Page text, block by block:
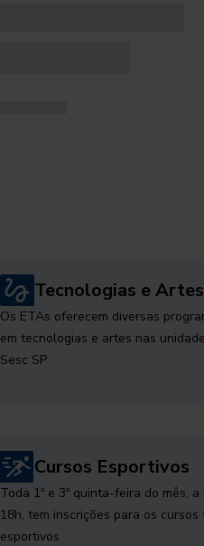
Tecnologias e Artes
Os ETAs oferecem diversas
em tecnologias e artes nas
Sesc SP
Cursos Esportivos
Toda 1ª e 3ª quinta-feira do mês,
18h, tem inscrições para os cursos
esportivos